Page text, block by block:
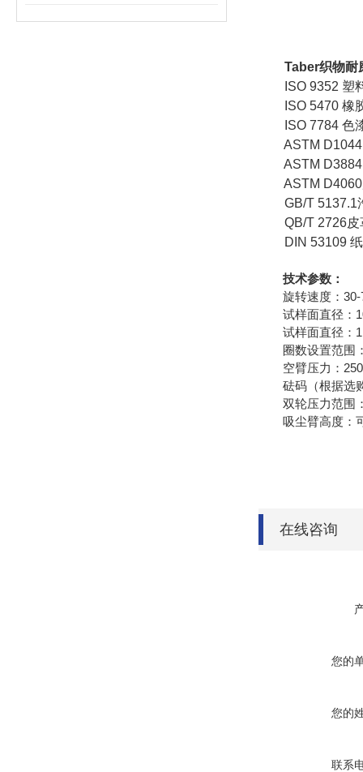
Taber织物耐磨
ISO 9352 塑料
ISO 5470 橡胶
ISO 7784 色漆
ASTM D1044
ASTM D3884
ASTM D4060
GB/T 5137.1汽
QB/T 2726皮
DIN 53109 纸
技术参数：
旋转速度：
试样面直径：
试样面直径：
圈数设置范围
空臂压力：
砝码（根据选
双轮压力范围
吸尘臂高度：
在线咨询
您的
您的
联系